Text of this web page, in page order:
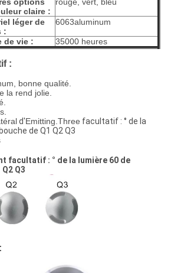
options
claire :
rouge, vert, bleu
léger de
:
6063aluminum
de vie : 35000 heures
:
bonne qualité.
la rend jolie.
d'Emitting.Three facultatif : ° de la
de Q1 Q2 Q3
facultatif : ° de la lumière 60 de
Q3